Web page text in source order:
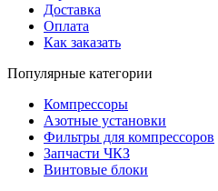
Доставка
Оплата
Как заказать
Популярные категории
Компрессоры
Азотные установки
Фильтры для компрессоров
Запчасти ЧКЗ
Винтовые блоки